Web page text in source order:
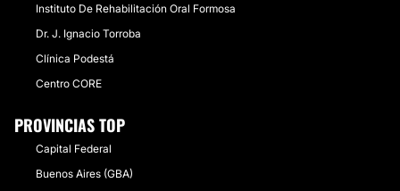
Instituto De Rehabilitación Oral Formosa
Dr. J. Ignacio Torroba
Clínica Podestá
Centro CORE
PROVINCIAS TOP
Capital Federal
Buenos Aires (GBA)